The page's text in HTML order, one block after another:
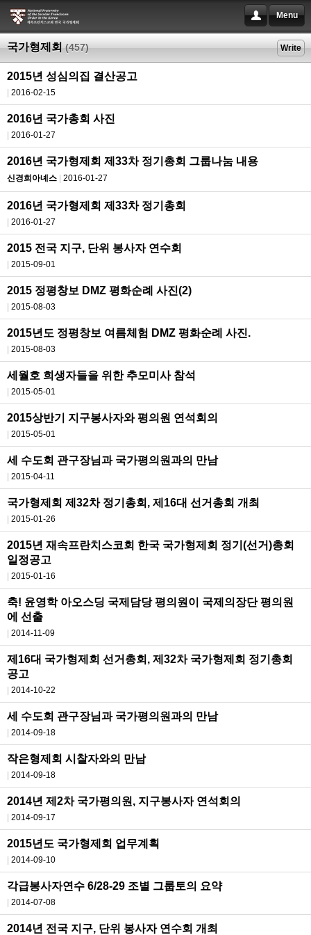
Menu
국가형제회 (457) Write
2015년 성심의집 결산공고
2016-02-15
2016년 국가총회 사진
2016-01-27
2016년 국가형제회 제33차 정기총회 그룹나눔 내용
신경희아녜스 2016-01-27
2016년 국가형제회 제33차 정기총회
2016-01-27
2015 전국 지구, 단위 봉사자 연수회
2015-09-01
2015 정평창보 DMZ 평화순례 사진(2)
2015-08-03
2015년도 정평창보 여름체험 DMZ 평화순례 사진.
2015-08-03
세월호 희생자들을 위한 추모미사 참석
2015-05-01
2015상반기 지구봉사자와 평의원 연석회의
2015-05-01
세 수도회 관구장님과 국가평의원과의 만남
2015-04-11
국가형제회 제32차 정기총회, 제16대 선거총회 개최
2015-01-26
2015년 재속프란치스코회 한국 국가형제회 정기(선거)총회
일정공고
2015-01-16
축! 윤영학 아오스딩 국제담당 평의원이 국제의장단 평의원
에 선출
2014-11-09
제16대 국가형제회 선거총회, 제32차 국가형제회 정기총회
공고
2014-10-22
세 수도회 관구장님과 국가평의원과의 만남
2014-09-18
작은형제회 시찰자와의 만남
2014-09-18
2014년 제2차 국가평의원, 지구봉사자 연석회의
2014-09-17
2015년도 국가형제회 업무계획
2014-09-10
각급봉사자연수 6/28-29 조별 그룹토의 요약
2014-07-08
2014년 전국 지구, 단위 봉사자 연수회 개최